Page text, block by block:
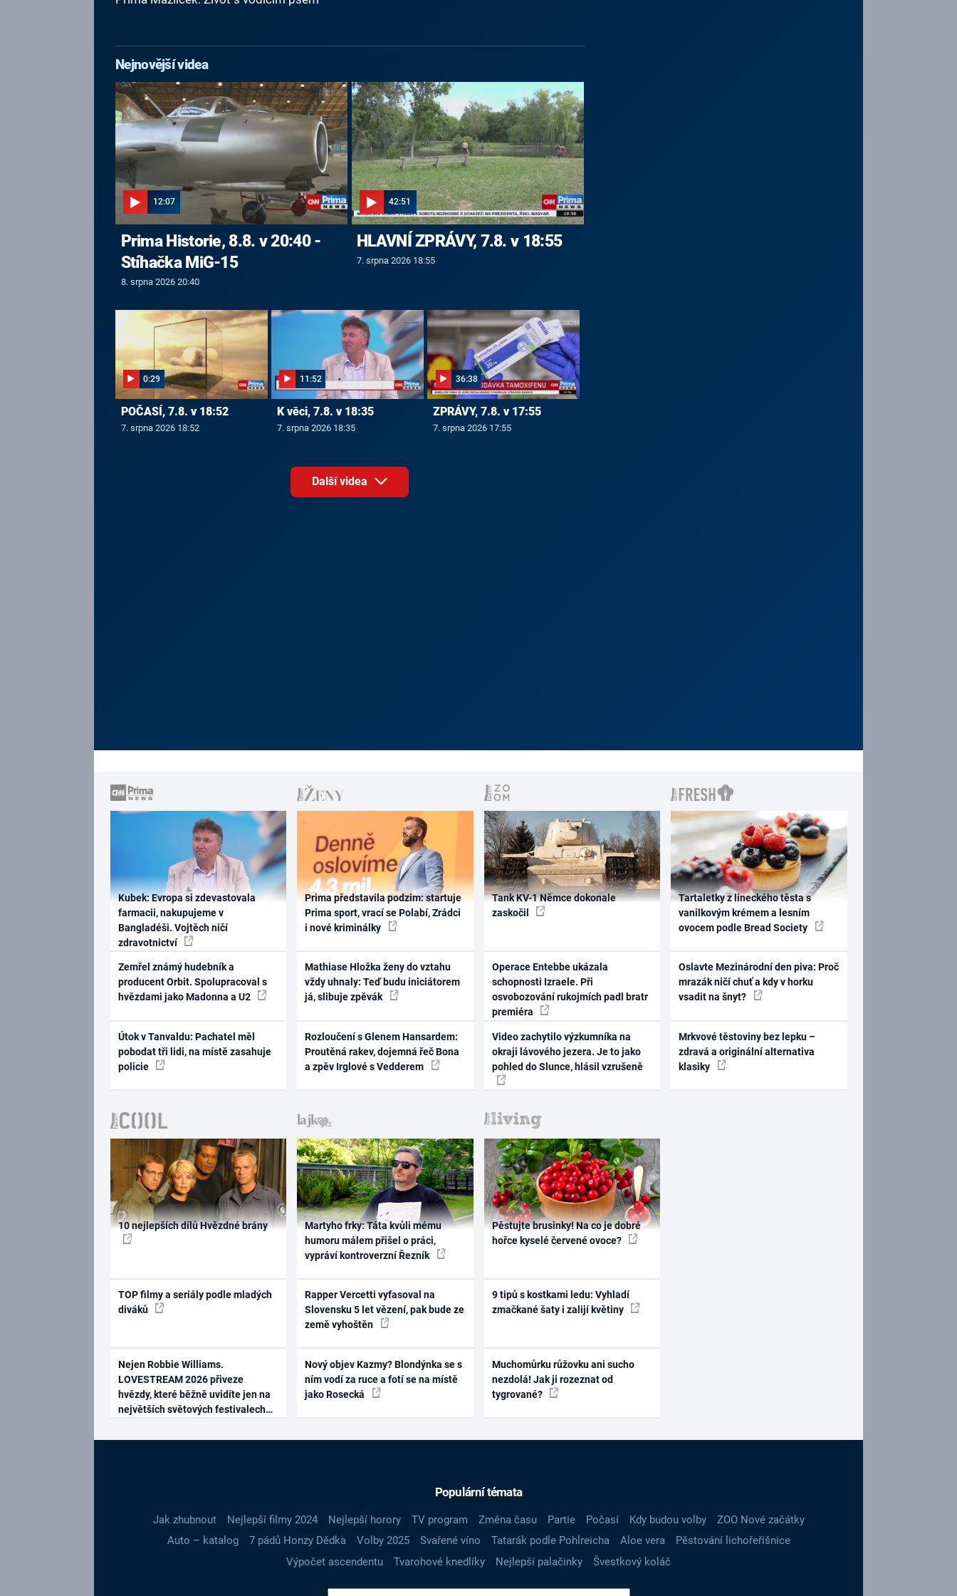
Nejnovější videa
12:07
Prima Historie, 8.8. v 20:40 -
Stíhačka MiG-15
8. srpna 2026 20:40
42:51
HLAVNÍ ZPRÁVY, 7.8. v 18:55
7. srpna 2026 18:55
0:29
POČASÍ, 7.8. v 18:52
7. srpna 2026 18:52
11:52
K věci, 7.8. v 18:35
7. srpna 2026 18:35
36:38
ZPRÁVY, 7.8. v 17:55
7. srpna 2026 17:55
Další videa
Kubek: Evropa si zdevastovala
farmacii, nakupujeme v
Bangladéši. Vojtěch ničí
zdravotnictví
Zemřel známý hudebník a
producent Orbit. Spolupracoval s
hvězdami jako Madonna a U2
Útok v Tanvaldu: Pachatel měl
pobodat tři lidi, na místě zasahuje
policie
Prima představila podzim: startuje
Prima sport, vrací se Polabí, Zrádci
i nové kriminálky
Mathiase Hložka ženy do vztahu
vždy uhnaly: Teď budu iniciátorem
já, slibuje zpěvák
Rozloučení s Glenem Hansardem:
Proutěná rakev, dojemná řeč Bona
a zpěv Irglové s Vedderem
Tank KV-1 Němce dokonale
zaskočil
Operace Entebbe ukázala
schopnosti Izraele. Při
osvobozování rukojmích padl bratr
premiéra
Video zachytilo výzkumníka na
okraji lávového jezera. Je to jako
pohled do Slunce, hlásil vzrušeně
Tartaletky z lineckého těsta s
vanilkovým krémem a lesním
ovocem podle Bread Society
Oslavte Mezinárodní den piva: Proč
mrazák ničí chuť a kdy v horku
vsadit na šnyt?
Mrkvové těstoviny bez lepku –
zdravá a originální alternativa
klasiky
10 nejlepších dílů Hvězdné brány
TOP filmy a seriály podle mladých
diváků
Nejen Robbie Williams.
LOVESTREAM 2026 přiveze
hvězdy, které běžně uvidíte jen na
největších světových festivalech
Martyho frky: Táta kvůli mému
humoru málem přišel o práci,
vypráví kontroverzní Řezník
Rapper Vercetti vyfasoval na
Slovensku 5 let vězení, pak bude ze
země vyhoštěn
Nový objev Kazmy? Blondýnka se s
ním vodí za ruce a fotí se na místě
jako Rosecká
Pěstujte brusinky! Na co je dobré
hořce kyselé červené ovoce?
9 tipů s kostkami ledu: Vyhladí
zmačkané šaty i zalijí květiny
Muchomůrku růžovku ani sucho
nezdolá! Jak ji rozeznat od
tygrované?
Populární témata
Jak zhubnout Nejlepší filmy 2024 Nejlepší horory TV program Změna času Partie Počasí Kdy budou volby
ZOO Nové začátky
Auto – katalog
7 pádů Honzy Dědka Volby 2025 Svařené víno Tatarák podle Pohlreicha Aloe vera
Pěstování lichořeřišnice
Výpočet ascendentu
Tvarohové knedlíky Nejlepší palačinky Švestkový koláč